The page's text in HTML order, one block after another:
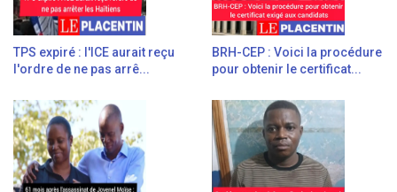
TPS expiré : l'ICE aurait reçu
l'ordre de ne pas arrê...
BRH-CEP : Voici la procédure
pour obtenir le certificat...